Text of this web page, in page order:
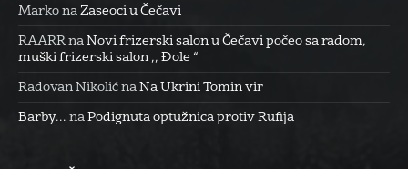
Marko na Zaseoci u Čečavi
RAARR na Novi frizerski salon u Čečavi počeo sa radom,
muški frizerski salon ,, Đole “
Radovan Nikolić na Na Ukrini Tomin vir
Barby... na Podignuta optužnica protiv Rufija